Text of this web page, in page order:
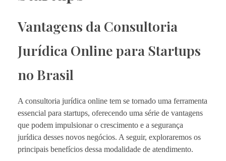
Vantagens da Consultoria
Jurídica Online para Startups
no Brasil
A consultoria jurídica online tem se tornado uma ferramenta
essencial para startups, oferecendo uma série de vantagens
que podem impulsionar o crescimento e a segurança
jurídica desses novos negócios. A seguir, exploraremos os
principais benefícios dessa modalidade de atendimento.